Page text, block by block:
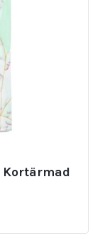
Kortärmad